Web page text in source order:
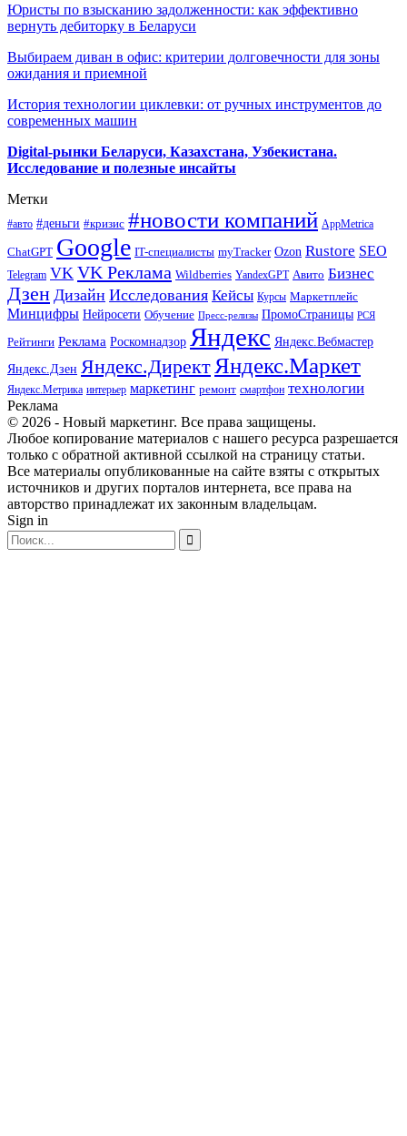
Юристы по взысканию задолженности: как эффективно
вернуть дебиторку в Беларуси
Выбираем диван в офис: критерии долговечности для зоны
ожидания и приемной
История технологии циклевки: от ручных инструментов до
современных машин
Digital-рынки Беларуси, Казахстана, Узбекистана.
Исследование и полезные инсайты
Метки
#авто #деньги #кризис #новости компаний AppMetrica
ChatGPT Google IT-специалисты myTracker Ozon Rustore SEO
Telegram VK VK Реклама Wildberries YandexGPT Авито Бизнес
Дзен Дизайн Исследования Кейсы Курсы Маркетплейс
Минцифры Нейросети Обучение Пресс-релизы ПромоСтраницы РСЯ
Рейтинги Реклама Роскомнадзор Яндекс Яндекс.Вебмастер
Яндекс.Дзен Яндекс.ДиректЯндекс.Маркет
Яндекс.Метрика интерьер маркетинг ремонт смартфон технологии
Реклама
© 2026 - Новый маркетинг. Все права защищены.
Любое копирование материалов с нашего ресурса разрешается
только с обратной активной ссылкой на страницу статьи.
Все материалы опубликованные на сайте взяты с открытых
источников и других порталов интернета, все права на
авторство принадлежат их законным владельцам.
Sign in